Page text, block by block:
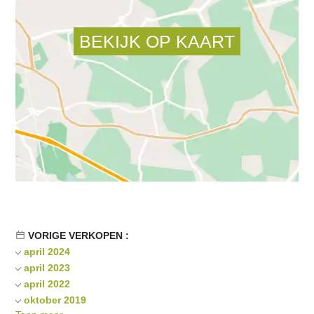
VORIGE VERKOPEN :
april 2024
april 2023
april 2022
oktober 2019